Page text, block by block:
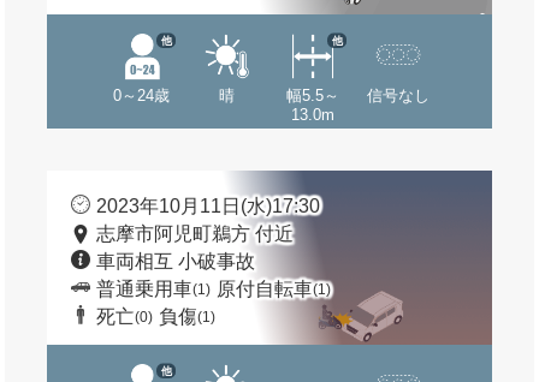
0～24歳
他
晴
幅5.5～
13.0m
他
信号なし
2023年10月11日(水)17:30
志摩市阿児町鵜方 付近
車両相互 小破事故
普通乗用車(1) 原付自転車(1)
死亡(0) 負傷(1)
他